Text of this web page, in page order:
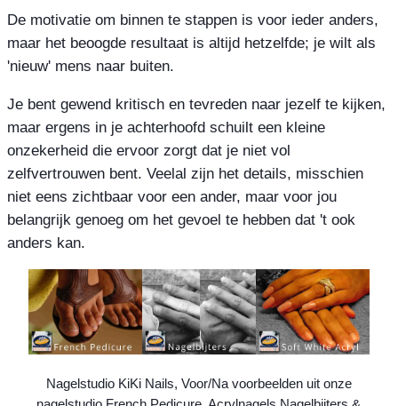
De motivatie om binnen te stappen is voor ieder anders,
maar het beoogde resultaat is altijd hetzelfde; je wilt als
'nieuw' mens naar buiten.
Je bent gewend kritisch en tevreden naar jezelf te kijken,
maar ergens in je achterhoofd schuilt een kleine
onzekerheid die ervoor zorgt dat je niet vol
zelfvertrouwen bent. Veelal zijn het details, misschien
niet eens zichtbaar voor een ander, maar voor jou
belangrijk genoeg om het gevoel te hebben dat 't ook
anders kan.
Nagelstudio KiKi Nails, Voor/Na voorbeelden uit onze